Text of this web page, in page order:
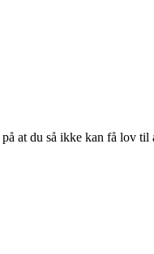
at du så ikke kan få lov til